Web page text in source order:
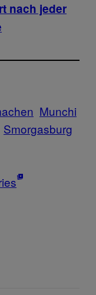
nach jeder
Munchi
Smorgasburg